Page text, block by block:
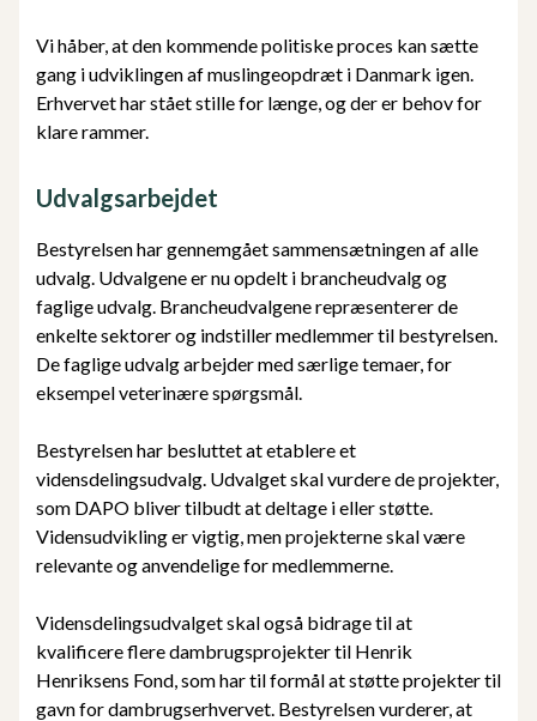
Vi håber, at den kommende politiske proces kan sætte
gang i udviklingen af muslingeopdræt i Danmark igen.
Erhvervet har stået stille for længe, og der er behov for
klare rammer.
Udvalgsarbejdet
Bestyrelsen har gennemgået sammensætningen af alle
udvalg. Udvalgene er nu opdelt i brancheudvalg og
faglige udvalg. Brancheudvalgene repræsenterer de
enkelte sektorer og indstiller medlemmer til bestyrelsen.
De faglige udvalg arbejder med særlige temaer, for
eksempel veterinære spørgsmål.
Bestyrelsen har besluttet at etablere et
vidensdelingsudvalg. Udvalget skal vurdere de projekter,
som DAPO bliver tilbudt at deltage i eller støtte.
Vidensudvikling er vigtig, men projekterne skal være
relevante og anvendelige for medlemmerne.
Vidensdelingsudvalget skal også bidrage til at
kvalificere flere dambrugsprojekter til Henrik
Henriksens Fond, som har til formål at støtte projekter til
gavn for dambrugserhvervet. Bestyrelsen vurderer, at